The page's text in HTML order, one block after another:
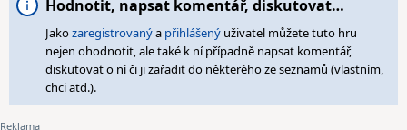
Hodnotit, napsat komentář, diskutovat…
Jakozaregistrovanýa přihlášený uživatel můžete tuto hru
nejen ohodnotit, ale také k ní případně napsat komentář,
diskutovat o ní či ji zařadit do některého ze seznamů (vlastním,
chci atd.).